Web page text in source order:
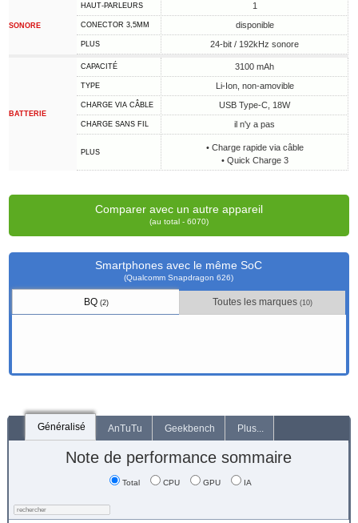
SONORE
HAUT-PARLEURS 1
CONECTOR 3,5MM disponible
PLUS 24-bit / 192kHz sonore
BATTERIE
CAPACITÉ 3100 mAh
TYPE Li-Ion, non-amovible
CHARGE VIA CÂBLE USB Type-C, 18W
CHARGE SANS FIL il n'y a pas
PLUS
• Charge rapide via câble
• Quick Charge 3
Comparer avec un autre appareil
(au total - 6070)
Smartphones avec le même SoC
(Qualcomm Snapdragon 626)
BQ (2) Toutes les marques(10)
Généralisé AnTuTu Geekbench Plus...
Note de performance sommaire
Total CPU GPU IA